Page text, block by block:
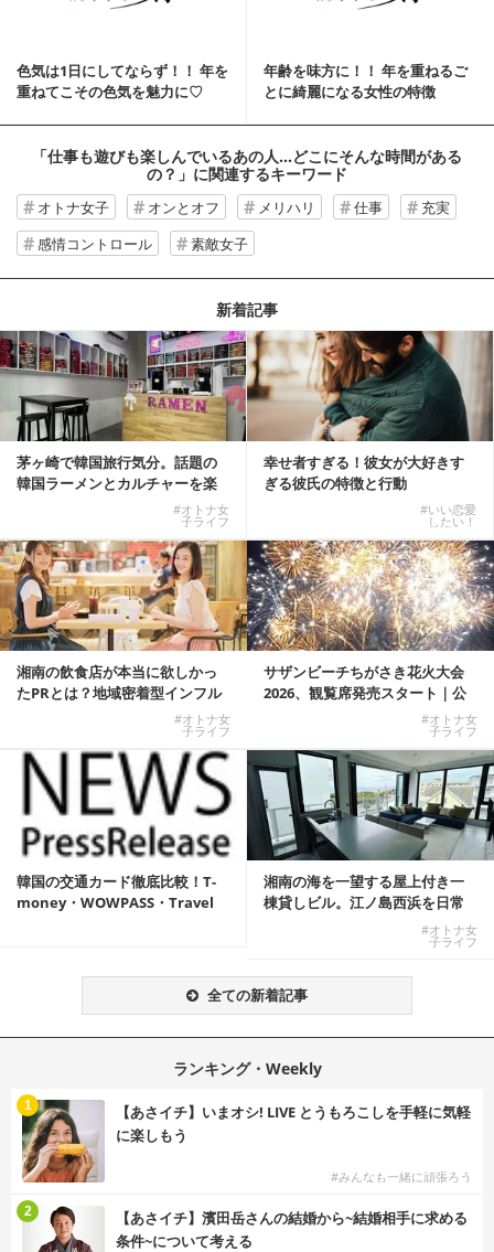
色気は1日にしてならず！！ 年を
重ねてこその色気を魅力に♡
年齢を味方に！！ 年を重ねるご
とに綺麗になる女性の特徴
「仕事も遊びも楽しんでいるあの人…どこにそんな時間がある
の？」 に関連するキーワード
オトナ女子 オンとオフ メリハリ 仕事
充実
感情コントロール
素敵女子
新着記事
茅ヶ崎で韓国旅行気分。話題の
韓国ラーメンとカルチャーを楽
#オトナ女
子ライフ
幸せ者すぎる！彼女が大好きす
ぎる彼氏の特徴と行動
#いい恋愛
したい！
湘南の飲食店が本当に欲しかっ
たPRとは？地域密着型インフル
#オトナ女
子ライフ
サザンビーチちがさき花火大会
2026、観覧席発売スタート｜公
#オトナ女
子ライフ
韓国の交通カード徹底比較！T-
money・WOWPASS・Travel
湘南の海を一望する屋上付き一
棟貸しビル。江ノ島西浜を日常
#オトナ女
子ライフ
全ての新着記事
ランキング・Weekly
【あさイチ】いまオシ! LIVE とうもろこしを手軽に気軽
に楽しもう
#みんなも一緒に頑張ろう
1
【あさイチ】濱田岳さんの結婚から~結婚相手に求める
条件~について考える
2